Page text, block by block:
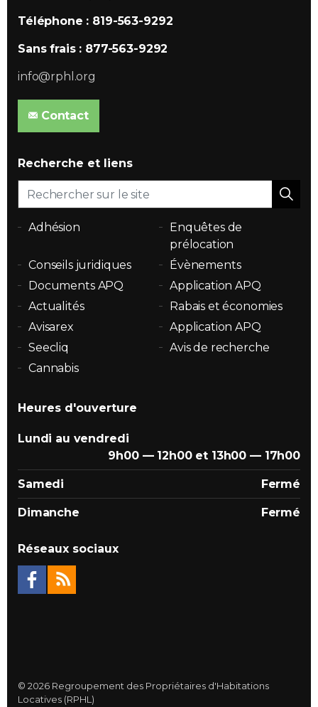
Téléphone : 819-563-9292
Sans frais : 877-563-9292
info@rphl.org
Contact
Recherche et liens
Adhésion
Enquêtes de
prélocation
Conseils juridiques
Évènements
Documents APQ
Application APQ
Actualités
Rabais et économies
Avisarex
Application APQ
Seecliq
Avis de recherche
Cannabis
Heures d'ouverture
Lundi au vendredi
9h00 — 12h00 et 13h00 — 17h00
Samedi Fermé
Dimanche Fermé
Réseaux sociaux
© 2026 Regroupement des Propriétaires d'Habitations
Locatives (RPHL)